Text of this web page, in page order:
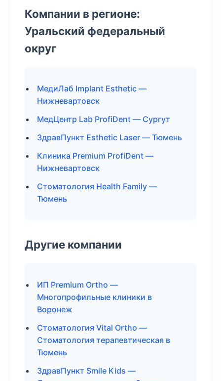
Компании в регионе:
Уральский федеральный
округ
МедиЛаб Implant Esthetic —
Нижневартовск
МедЦентр Lab ProfiDent — Сургут
ЗдравПункт Esthetic Laser — Тюмень
Клиника Premium ProfiDent —
Нижневартовск
Стоматология Health Family —
Тюмень
Другие компании
ИП Premium Ortho —
Многопрофильные клиники в
Воронеж
Стоматология Vital Ortho —
Стоматология терапевтическая в
Тюмень
ЗдравПункт Smile Kids —